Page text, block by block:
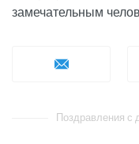
замечательным
Поздравления с